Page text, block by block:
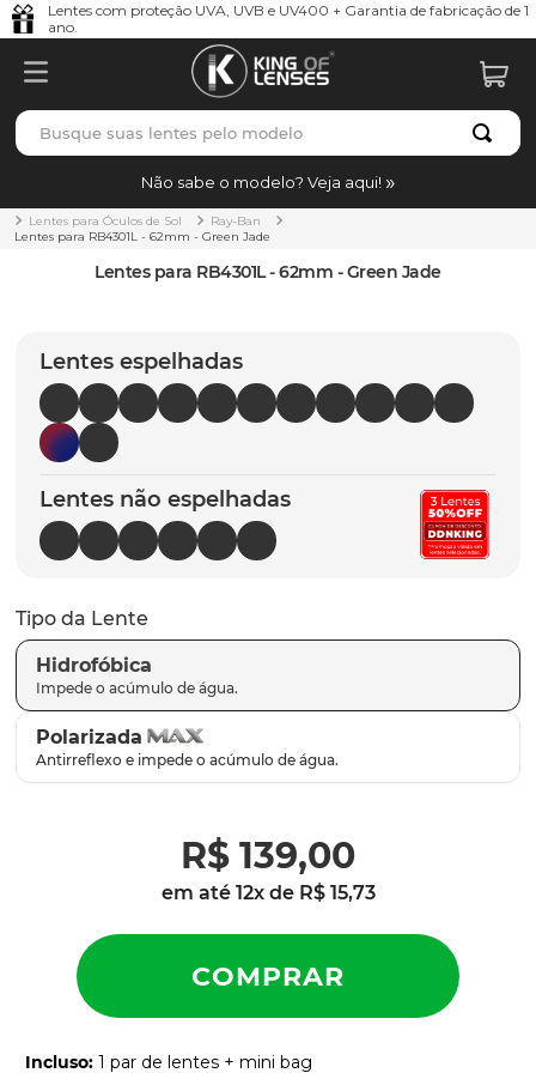
Lentes com proteção UVA, UVB e UV400 + Garantia de fabricação de 1
ano.
Busque suas lentes pelo modelo
Não sabe o modelo? Veja aqui!
Lentes para Óculos de Sol
Ray-Ban
Lentes para RB4301L - 62mm - Green Jade
Lentes para RB4301L - 62mm - Green Jade
Lentes espelhadas
Lentes não espelhadas
Tipo da Lente
Hidrofóbica
Polarizada
R$ 139,00
em até 12x de R$ 15,73
Incluso: 1 par de lentes + mini bag
TERMOS MAIS BUSCADOS
1º borrachas
holbrook
5º chaves
6º t-shock
7º latch
8º gasket
9º parafusos